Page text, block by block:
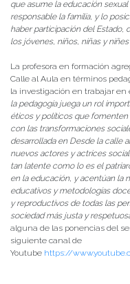
que asume la educación
responsable la familia, y lo
haber participación del
los jóvenes, niños, niñas y
La profesora en formación
Calle al Aula en términos
la investigación en trabajar en
la pedagogía juega un rol
éticos y políticos que
con las transformaciones
desarrollada en Desde la calle
nuevos actores y actrices
tan latente como lo es el
en la educación, y acentúan la
educativos y metodologías
y reproductivos de todas las
sociedad más justa y
alguna de las ponencias del
siguiente canal de
Youtube https://